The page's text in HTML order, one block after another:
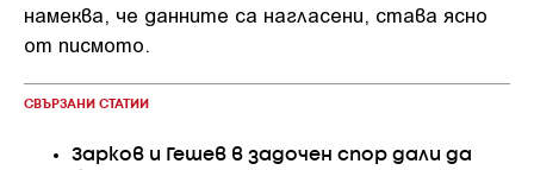
намеква, че данните са нагласени, става ясно
от писмото.
СВЪРЗАНИ СТАТИИ
Зарков и Гешев в задочен спор дали да